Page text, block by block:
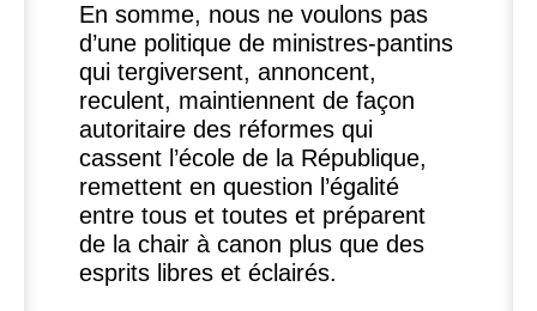
En somme, nous ne voulons pas
d’une politique de ministres-pantins
qui tergiversent, annoncent,
reculent, maintiennent de façon
autoritaire des réformes qui
cassent l’école de la République,
remettent en question l’égalité
entre tous et toutes et préparent
de la chair à canon plus que des
esprits libres et éclairés.